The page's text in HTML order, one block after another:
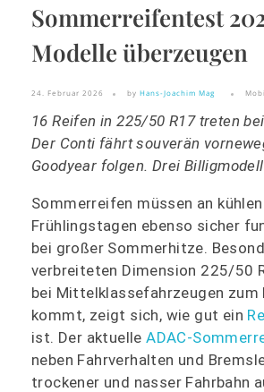
Sommerreifentest
Modelle überzeugen
24. Februar 2026 by Hans-Joachim Mag
16 Reifen in 225/50 R17 treten
Der Conti fährt souverän
Goodyear folgen. Drei
Sommerreifen müssen an kühlen
Frühlingstagen ebenso sicher
bei großer Sommerhitze.
verbreiteten Dimension 225/50
bei Mittelklassefahrzeugen zum
kommt, zeigt sich, wie gut ein
ist. Der aktuelleADAC-
neben Fahrverhalten und
trockener und nasser Fahrbahn